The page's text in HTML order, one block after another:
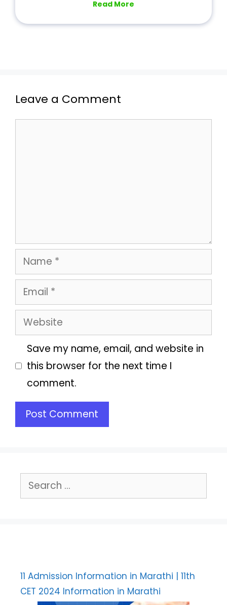
Read More
Leave a Comment
Name
Email
Website
Save my name, email, and website in
this browser for the next time I
comment.
Search
for:
11 Admission Information in Marathi | 11th
CET 2024 Information in Marathi